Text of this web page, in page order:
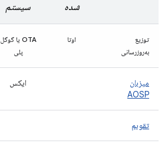
شده
سیستم
توزیع
به‌روزرسانی
اوتا
OTA یا گوگل
پلی
میزبان
AOSP
ایکس
تقویم